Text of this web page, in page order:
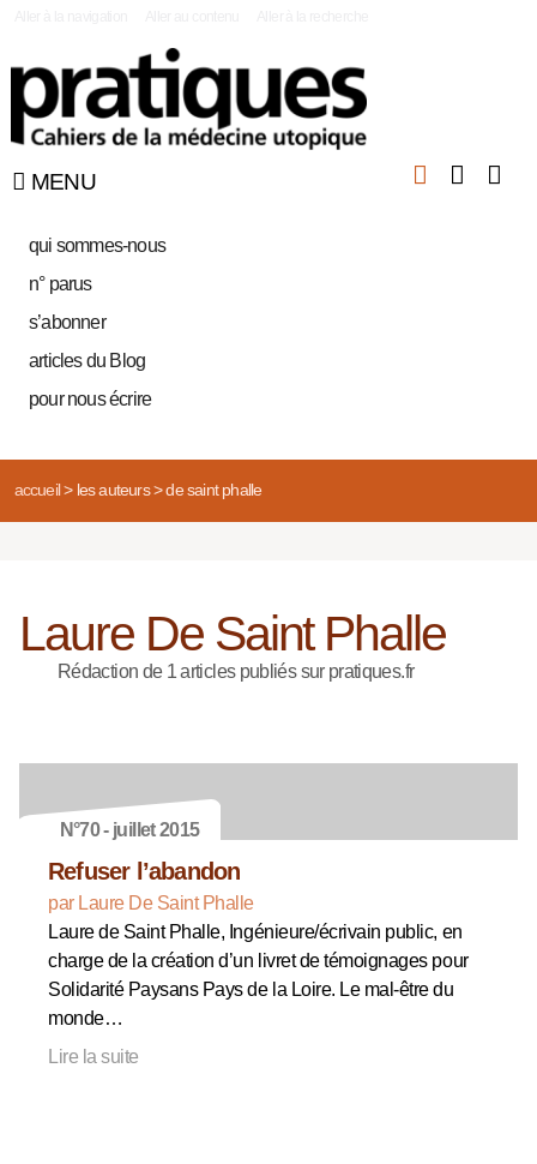
MENU
qui sommes-nous
n° parus
s’abonner
articles du Blog
pour nous écrire
accueil> les auteurs> de saint phalle
Laure De Saint Phalle
Rédaction de 1 articles publiés sur pratiques.fr
N°70 - juillet 2015
Refuser l’abandon
par Laure De Saint Phalle
Laure de Saint Phalle, Ingénieure/écrivain public, en
charge de la création d’un livret de témoignages pour
Solidarité Paysans Pays de la Loire. Le mal-être du
monde…
Lire la suite